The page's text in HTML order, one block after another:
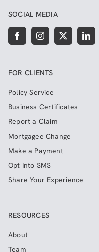
SOCIAL MEDIA
FOR CLIENTS
Policy Service
Business Certificates
Report a Claim
Mortgagee Change
Make a Payment
Opt Into SMS
Share Your Experience
RESOURCES
About
Team